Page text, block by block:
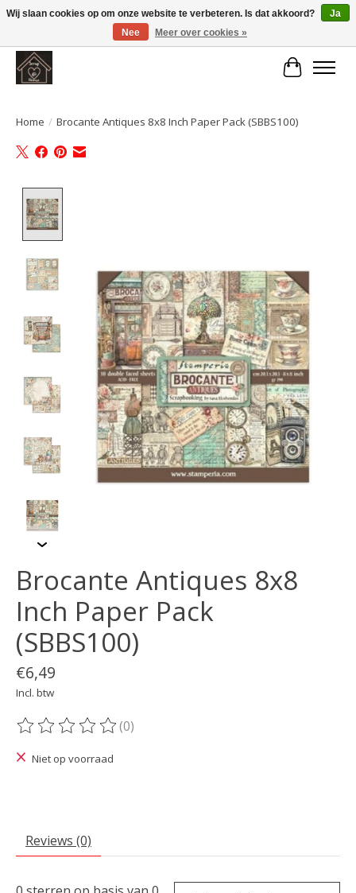
Large selection of products and fast shipping!
Home / Brocante Antiques 8x8 Inch Paper Pack (SBBS100)
Brocante Antiques 8x8
Inch Paper Pack
(SBBS100)
€6,49
Incl. btw
De beoordeling van dit product is
(0)
Niet op voorraad
Reviews (0)
Wij slaan cookies op om onze website te verbeteren. Is dat akkoord?
Ja
Nee
Meer over cookies »